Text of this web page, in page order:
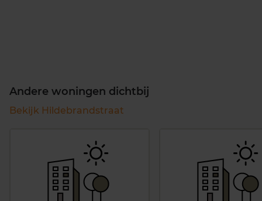
Andere woningen dichtbij
Bekijk Hildebrandstraat